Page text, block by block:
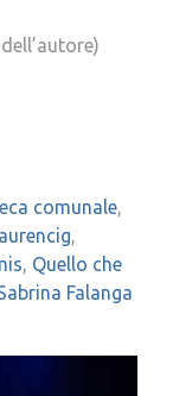
comunale,
,
, Quello che
Falanga